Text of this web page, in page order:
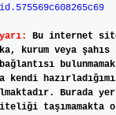
Bu internet
kurum veya
kendi
Burada
taşımamakta